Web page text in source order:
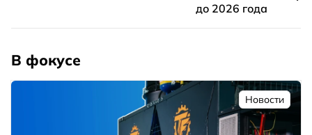
до 2026 года
В фокусе
Новости